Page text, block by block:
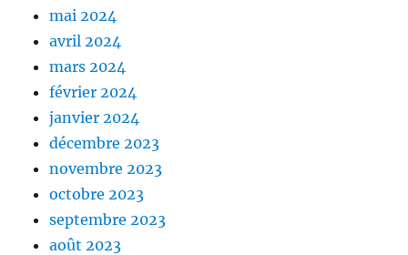
mai 2024
avril 2024
mars 2024
février 2024
janvier 2024
décembre 2023
novembre 2023
octobre 2023
septembre 2023
août 2023